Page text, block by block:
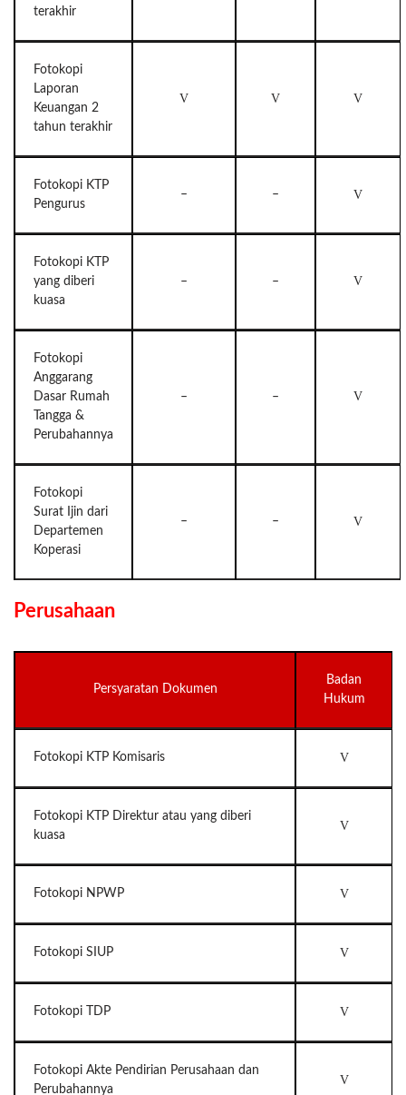
terakhir
Fotokopi
Laporan
Keuangan 2
tahun terakhir
V V V
Fotokopi KTP
Pengurus
– – V
Fotokopi KTP
yang diberi
kuasa
– – V
Fotokopi
Anggarang
Dasar Rumah
Tangga &
Perubahannya
– – V
Fotokopi
Surat Ijin dari
Departemen
Koperasi
– – V
Perusahaan
Persyaratan Dokumen
Badan
Hukum
Fotokopi KTP Komisaris V
Fotokopi KTP Direktur atau yang diberi
kuasa
V
Fotokopi NPWP V
Fotokopi SIUP V
Fotokopi TDP V
Fotokopi Akte Pendirian Perusahaan dan
Perubahannya
V